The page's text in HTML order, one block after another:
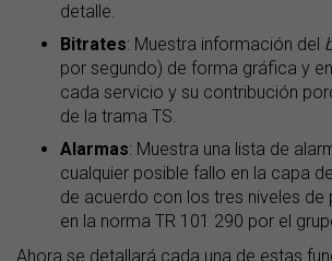
detalle.
Bitrates: Muestra información del
por segundo) de forma gráfica y
cada servicio y su contribución
de la trama TS.
Alarmas: Muestra una lista de
cualquier posible fallo en la capa
de acuerdo con los tres niveles de
en la norma TR 101 290 por el
Ahora se detallará cada una de estas